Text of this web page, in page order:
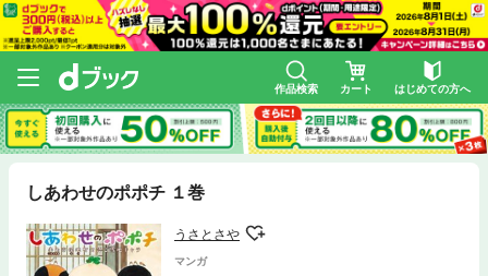
作品検索 カート はじめての方へ
しあわせのポポチ １巻
うさとさや
マンガ